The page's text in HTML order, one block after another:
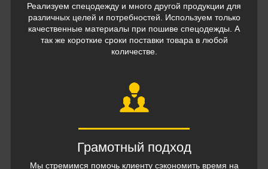
Реализуем спецодежду и много другой продукции для
различных целей и потребностей. Используем только
качественные материалы при пошиве спецодежды. А
так же короткие сроки поставки товара в любой
количестве.
Грамотный подход
Мы стремимся помочь клиенту сэкономить время на